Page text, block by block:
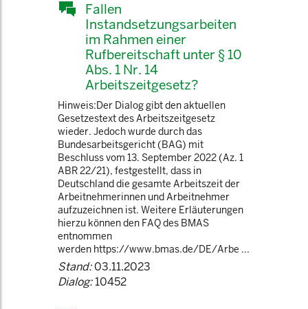
Fallen
Instandsetzungsarbeiten
im Rahmen einer
Rufbereitschaft unter § 10
Abs. 1 Nr. 14
Arbeitszeitgesetz?
Hinweis:Der Dialog gibt den aktuellen
Gesetzestext des Arbeitszeitgesetz
wieder. Jedoch wurde durch das
Bundesarbeitsgericht (BAG) mit
Beschluss vom 13. September 2022 (Az. 1
ABR 22/21), festgestellt, dass in
Deutschland die gesamte Arbeitszeit der
Arbeitnehmerinnen und Arbeitnehmer
aufzuzeichnen ist. Weitere Erläuterungen
hierzu können den FAQ des BMAS
entnommen
werden https://www.bmas.de/DE/Arbe ...
Stand:03.11.2023
Dialog:10452